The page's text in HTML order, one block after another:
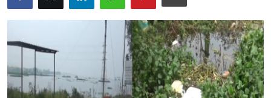
Spirituality
Weather
Politics